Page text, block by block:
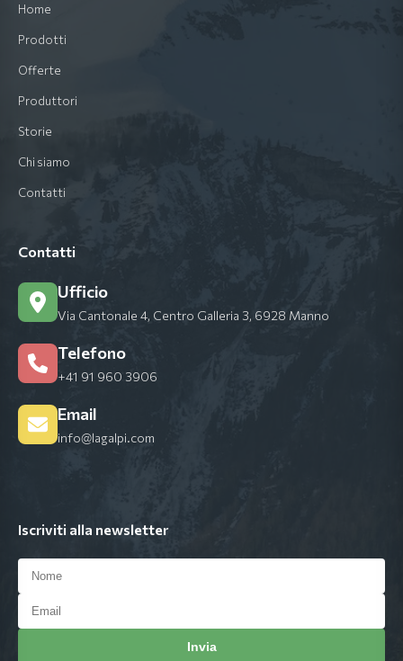
Home
Prodotti
Offerte
Produttori
Storie
Chi siamo
Contatti
Contatti
Ufficio
Via Cantonale 4, Centro Galleria 3, 6928 Manno
Telefono
+41 91 960 3906
Email
info@lagalpi.com
Iscriviti alla newsletter
Invia